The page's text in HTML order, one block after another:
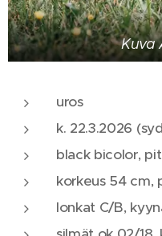
Kuva
uros
k. 22.3.2026
black bicolor,
korkeus 54 cm,
lonkat C/B,